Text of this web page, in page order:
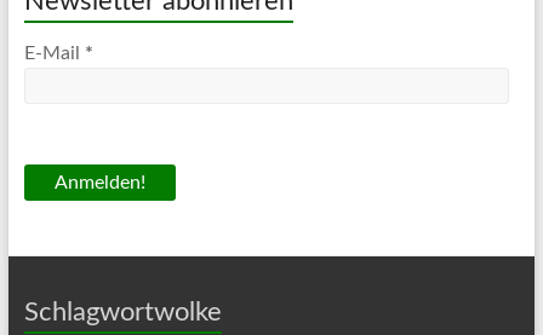
E-Mail *
Schlagwortwolke